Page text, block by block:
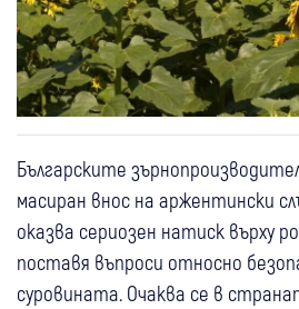
Българските
масиран внос на аржентински
оказва сериозен натиск върху
поставя въпроси относно
суровината. Очаква се в